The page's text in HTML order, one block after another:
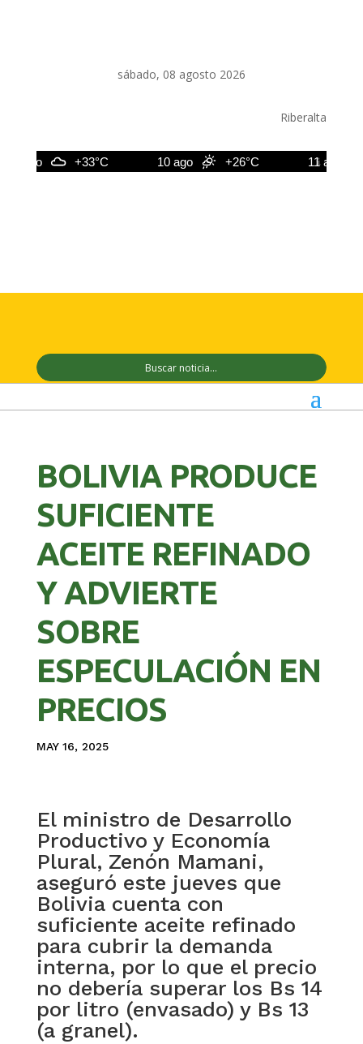
sábado, 08 agosto 2026
Riberalta
+33°C 10 ago +26°C 11 ago
BOLIVIA PRODUCE
SUFICIENTE
ACEITE REFINADO
Y ADVIERTE
SOBRE
ESPECULACIÓN EN
PRECIOS
MAY 16, 2025
El ministro de Desarrollo
Productivo y Economía
Plural, Zenón Mamani,
aseguró este jueves que
Bolivia cuenta con
suficiente aceite refinado
para cubrir la demanda
interna, por lo que el precio
no debería superar los Bs 14
por litro (envasado) y Bs 13
(a granel).